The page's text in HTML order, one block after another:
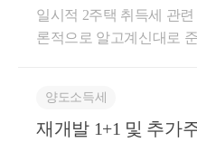
요건을 모두 충족하는 경
터 1년 이상 지난 후 분양
c. 재개발·재건축주택이
년 이내에 종전주택 양도
일시적 2주택 취득세 관련
론적으로 알고계신대로
은 현재 주택의 실체가 없
도 또는, 준공 후 3년 내
양도소득세
재개발 1+1 및 추가